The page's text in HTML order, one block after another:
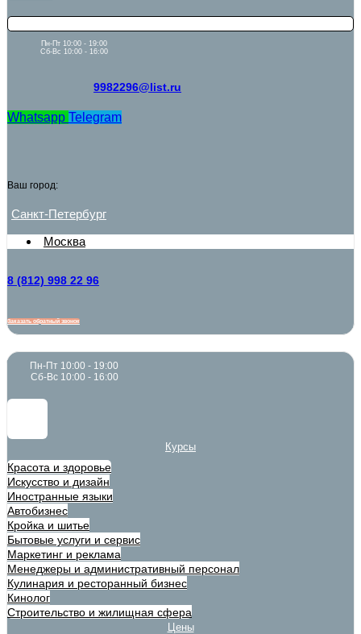
Пн-Пт 10:00 - 19:00
Сб-Вс 10:00 - 16:00
9982296@list.ru
Whatsapp Telegram
Ваш город:
Санкт-Петербург
Москва
8 (812) 998 22 96
Заказать обратный звонок
Пн-Пт 10:00 - 19:00
Сб-Вс 10:00 - 16:00
Курсы
Красота и здоровье
Искусство и дизайн
Иностранные языки
Автобизнес
Кройка и шитье
Бытовые услуги и сервис
Маркетинг и реклама
Менеджеры и административный персонал
Кулинария и ресторанный бизнес
Кинолог
Строительство и жилищная сфера
Цены